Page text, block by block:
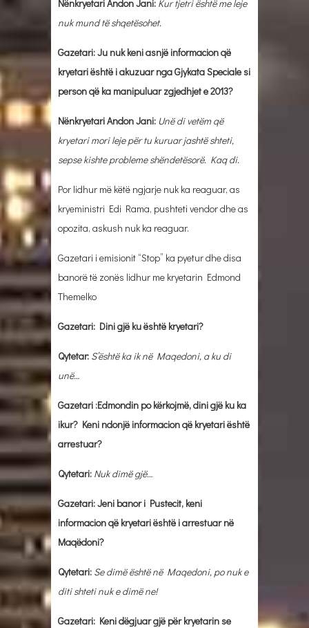
Nënkryetari Andon Jani: Kur tjetri është me leje
nuk mund të shqetësohet.
Gazetari: Ju nuk keni asnjë informacion që
kryetari është i akuzuar nga Gjykata Speciale si
person që ka manipuluar zgjedhjet e 2013?
Nënkryetari Andon Jani: Unë di vetëm që
kryetari mori leje për tu kuruar jashtë shteti,
sepse kishte probleme shëndetësorë. Kaq di.
Por lidhur më këtë ngjarje nuk ka reaguar, as
kryeministri Edi Rama, pushteti vendor dhe as
opozita, askush nuk ka reaguar.
Gazetari i emisionit “Stop” ka pyetur dhe disa
banorë të zonës lidhur me kryetarin Edmond
Themelko
Gazetari: Dini gjë ku është kryetari?
Qytetar: S’është ka ik në Maqedoni, a ku di
unë…
Gazetari :Edmondin po kërkojmë, dini gjë ku ka
ikur? Keni ndonjë informacion që kryetari është
arrestuar?
Qytetari: Nuk dimë gjë…
Gazetari: Jeni banor i Pustecit, keni
informacion që kryetari është i arrestuar në
Maqëdoni?
Qytetari: Se dimë është në Maqedoni, po nuk e
diti shteti nuk e dimë ne!
Gazetari: Keni dëgjuar gjë për kryetarin se